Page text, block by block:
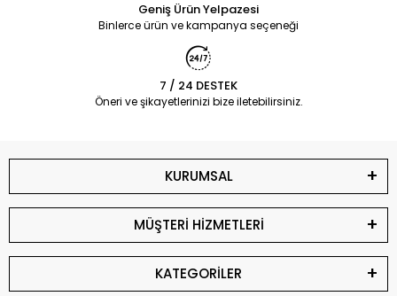
Geniş Ürün Yelpazesi
Binlerce ürün ve kampanya seçeneği
7 / 24 DESTEK
Öneri ve şikayetlerinizi bize iletebilirsiniz.
KURUMSAL
MÜŞTERİ HİZMETLERİ
KATEGORİLER